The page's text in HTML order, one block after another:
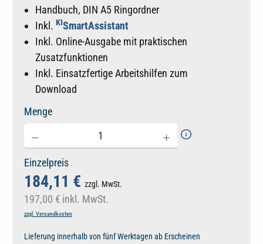
Handbuch, DIN A5 Ringordner
Inkl. KISmartAssistant
Inkl. Online-Ausgabe mit praktischen
Zusatzfunktionen
Inkl. Einsatzfertige Arbeitshilfen zum
Download
Menge
Einzelpreis
184,11 € zzgl. MwSt.
197,00 € inkl. MwSt.
zzgl. Versandkosten
Lieferung innerhalb von fünf Werktagen ab Erscheinen